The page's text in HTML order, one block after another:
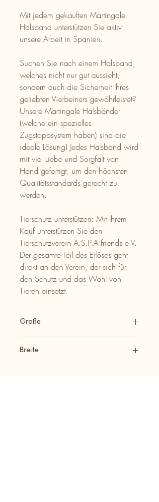
Mit jedem gekauften Martingale
Halsband unterstützen Sie aktiv
unsere Arbeit in Spanien.
Suchen Sie nach einem Halsband,
welches nicht nur gut aussieht,
sondern auch die Sicherheit Ihres
geliebten Vierbeiners gewährleistet?
Unsere Martingale Halsbänder
(welche ein spezielles
Zugstoppsystem haben) sind die
ideale Lösung! Jedes Halsband wird
mit viel Liebe und Sorgfalt von
Hand gefertigt, um den höchsten
Qualitätsstandards gerecht zu
werden.
Tierschutz unterstützen: Mit Ihrem
Kauf unterstützen Sie den
Tierschutzverein A.S.P.A friends e.V.
Der gesamte Teil des Erlöses geht
direkt an den Verein, der sich für
den Schutz und das Wohl von
Tieren einsetzt.
Größe
Breite